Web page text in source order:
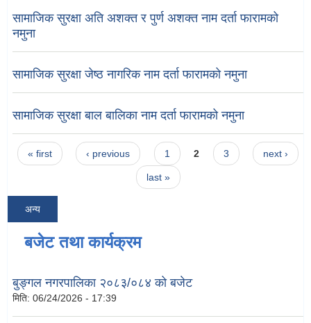
सामाजिक सुरक्षा अति अशक्त र पुर्ण अशक्त नाम दर्ता फारामको
नमुना
सामाजिक सुरक्षा जेष्ठ नागरिक नाम दर्ता फारामको नमुना
सामाजिक सुरक्षा बाल बालिका नाम दर्ता फारामको नमुना
Pages
« first ‹ previous 1 2 3 next ›
last »
अन्य
बजेट तथा कार्यक्रम
बुङ्गल नगरपालिका २०८३/०८४ को बजेट
मिति: 06/24/2026 - 17:39